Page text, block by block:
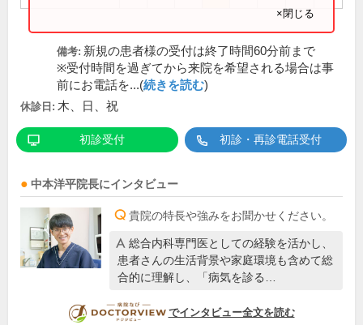
×閉じる
備考: 新規の患者様の受付は終了時間60分前まで
※受付時間を過ぎてから来院を希望される場合は事
前にお電話を...(続きを読む)
休診日: 木、日、祝
初診受付 初診・再診電話受付
中本洋平院長にインタビュー
貴院の特長や強みをお聞かせください。
総合内科専門医としての経験を活かし、
患者さんの生活背景や家庭環境も含めて総
合的に理解し、「病気を診る…
DOCTORVIEW
でインタビュー全文を読む